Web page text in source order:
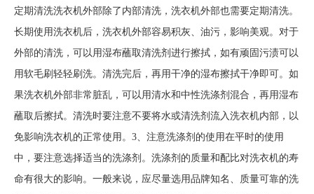
定期清洗洗衣机外部除了内部清洗，洗衣机外部也需要定期清洗。
长期使用洗衣机后，洗衣机外部容易积灰、油污，影响美观。对于
外部的清洗，可以用湿布蘸取清洗剂进行擦拭，如有顽固污渍可以
用软毛刷轻轻刷洗。清洗完后，再用干净的湿布擦拭干净即可。如
果洗衣机外部非常脏乱，可以用清水和中性洗涤剂混合，再用湿布
蘸取后擦拭。清洗时要注意不要将水或清洗剂流入洗衣机内部，以
免影响洗衣机的正常使用。3、注意洗涤剂的使用在平时的使用
中，要注意选择适当的洗涤剂。洗涤剂的质量和配比对洗衣机的寿
命有很大的影响。一般来说，应尽量选用品牌知名、质量可靠的洗